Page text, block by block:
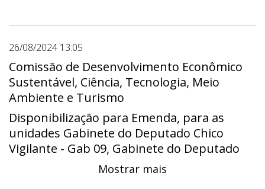
26/08/2024 13:05
Comissão de Desenvolvimento Econômico
Sustentável, Ciência, Tecnologia, Meio
Ambiente e Turismo
Disponibilização para Emenda, para as
unidades Gabinete do Deputado Chico
Vigilante - Gab 09, Gabinete do Deputado
Daniel Donizet - Gab 15, Gabinete do
Mostrar mais